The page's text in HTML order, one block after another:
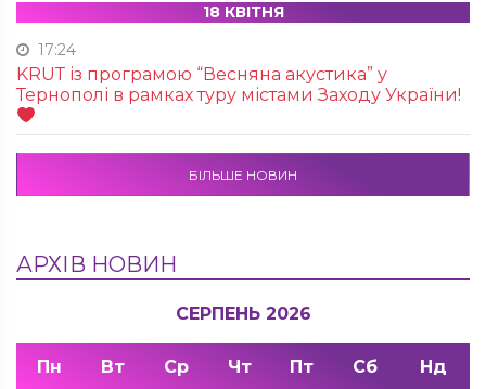
18 КВІТНЯ
17:24
KRUТ із програмою “Весняна акустика” у
Тернополі в рамках туру містами Заходу України!
БІЛЬШЕ НОВИН
АРХІВ НОВИН
СЕРПЕНЬ 2026
Пн Вт Ср Чт Пт Сб Нд